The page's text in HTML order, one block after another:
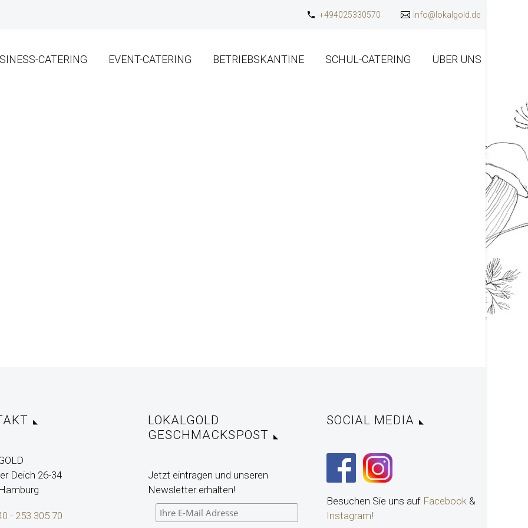
+494025330570 info@lokalgold.de
CATERING EVENT-CATERING BETRIEBSKANTINE SCHUL-CATERING ÜBER UNS
Deich 26-34
- 253 305 70
LOKALGOLD
GESCHMACKSPOST
Jetzt eintragen und unseren
Newsletter erhalten!
SOCIAL MEDIA
Besuchen Sie uns auf Facebook &
Instagram!